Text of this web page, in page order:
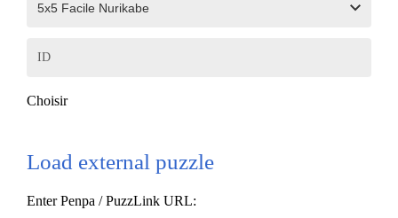
ID
Choisir
Load external puzzle
Enter Penpa / PuzzLink URL: